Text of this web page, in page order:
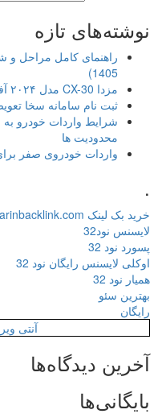
نوشته‌های تازه
1405)
مزدا CX-30 مدل ۲۰۲۴ آفتاب خودرو؛ بررسی و مشخصات فنی
ثبت نام سامانه سخا
شرایط واردات خودرو به
محدودیت ها
واردات خودروی صفر
خرید بک لینک behtarinbacklink.com
لایسنس نود32
پسورد نود 32
اوکلی لایسنس رایگان نود 32
همیار نود 32
بهترین سئو
رایگان
آنتی
آخرین دیدگاه‌ها
بایگانی‌ها